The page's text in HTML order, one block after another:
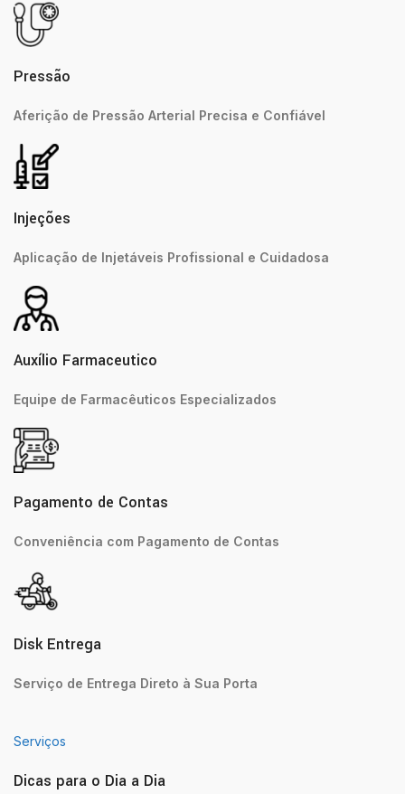
Pressão
Aferição de Pressão Arterial Precisa e Confiável
Injeções
Aplicação de Injetáveis Profissional e Cuidadosa
Auxílio Farmaceutico
Equipe de Farmacêuticos Especializados
Pagamento de Contas
Conveniência com Pagamento de Contas
Disk Entrega
Serviço de Entrega Direto à Sua Porta
Serviços
Dicas para o Dia a Dia